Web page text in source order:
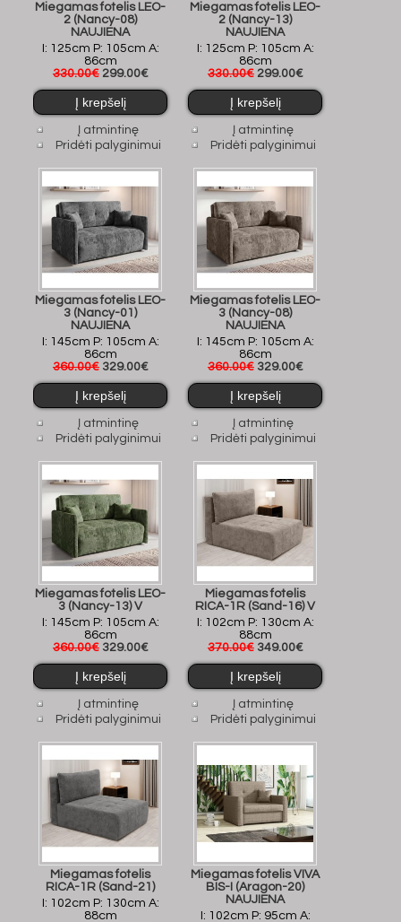
Miegamas fotelis LEO-
2 (Nancy-08)
NAUJIENA
I: 125cm P: 105cm A:
86cm
330.00€ 299.00€
Į atmintinę
Pridėti palyginimui
Miegamas fotelis LEO-
2 (Nancy-13)
NAUJIENA
I: 125cm P: 105cm A:
86cm
330.00€ 299.00€
Į atmintinę
Pridėti palyginimui
Miegamas fotelis LEO-
3 (Nancy-01)
NAUJIENA
I: 145cm P: 105cm A:
86cm
360.00€ 329.00€
Į atmintinę
Pridėti palyginimui
Miegamas fotelis LEO-
3 (Nancy-08)
NAUJIENA
I: 145cm P: 105cm A:
86cm
360.00€ 329.00€
Į atmintinę
Pridėti palyginimui
Miegamas fotelis LEO-
3 (Nancy-13) V
I: 145cm P: 105cm A:
86cm
360.00€ 329.00€
Į atmintinę
Pridėti palyginimui
Miegamas fotelis
RICA-1R (Sand-16) V
I: 102cm P: 130cm A:
88cm
370.00€ 349.00€
Į atmintinę
Pridėti palyginimui
Miegamas fotelis
RICA-1R (Sand-21)
I: 102cm P: 130cm A:
88cm
Miegamas fotelis VIVA
BIS-I (Aragon-20)
NAUJIENA
I: 102cm P: 95cm A: